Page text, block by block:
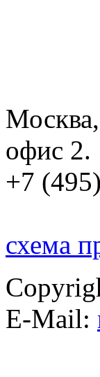
офис 2.
+7 (495)
схема
E-Mail: